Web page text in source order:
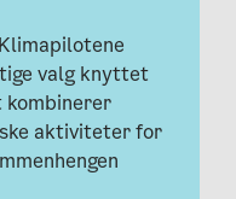
valg knyttet
aktiviteter for